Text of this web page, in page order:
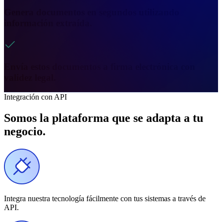
Integración con API
Somos la plataforma que se adapta a tu
negocio.
Integra nuestra tecnología fácilmente con tus sistemas a través de
API.